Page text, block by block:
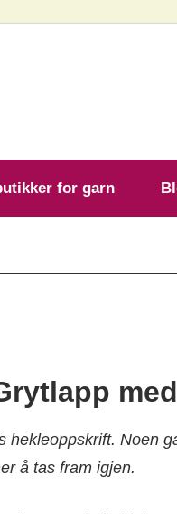
for garn
hekleoppskrift. Noen
å tas fram igjen.